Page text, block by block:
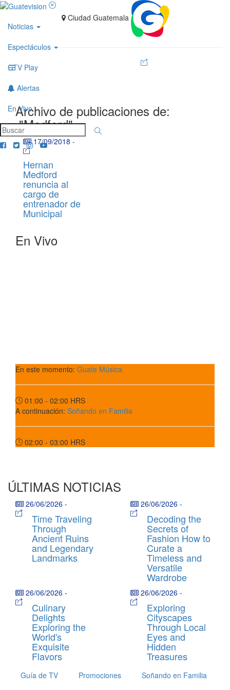
Noticias
Espectáculos
GTV Play
Alertas
En Vivo
Ciudad Guatemala
Archivo de publicaciones de:
"Medford"
17/09/2018 -
Hernan
Medford
renuncia al
cargo de
entrenador de
Municipal
En Vivo
En este momento: Guate Música
01:00 - 02:00 HRS
A continuación: Soñando en Familia
02:00 - 03:00 HRS
ÚLTIMAS NOTICIAS
26/06/2026 -
Time Traveling
Through
Ancient Ruins
and Legendary
Landmarks
26/06/2026 -
Decoding the
Secrets of
Fashion How to
Curate a
Timeless and
Versatile
Wardrobe
26/06/2026 -
Culinary
Delights
Exploring the
World's
Exquisite
Flavors
26/06/2026 -
Exploring
Cityscapes
Through Local
Eyes and
Hidden
Treasures
Guía de TV Promociones
Soñando en Familia